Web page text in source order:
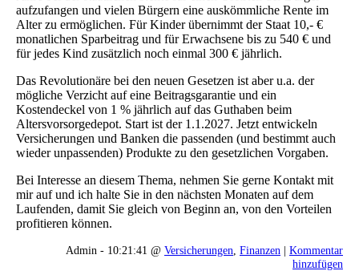
aufzufangen und vielen Bürgern eine auskömmliche Rente im
Alter zu ermöglichen. Für Kinder übernimmt der Staat 10,- €
monatlichen Sparbeitrag und für Erwachsene bis zu 540 € und
für jedes Kind zusätzlich noch einmal 300 € jährlich.
Das Revolutionäre bei den neuen Gesetzen ist aber u.a. der
mögliche Verzicht auf eine Beitragsgarantie und ein
Kostendeckel von 1 % jährlich auf das Guthaben beim
Altersvorsorgedepot. Start ist der 1.1.2027. Jetzt entwickeln
Versicherungen und Banken die passenden (und bestimmt auch
wieder unpassenden) Produkte zu den gesetzlichen Vorgaben.
Bei Interesse an diesem Thema, nehmen Sie gerne Kontakt mit
mir auf und ich halte Sie in den nächsten Monaten auf dem
Laufenden, damit Sie gleich von Beginn an, von den Vorteilen
profitieren können.
Admin - 10:21:41 @ Versicherungen Finanzen | Kommentar
hinzufügen